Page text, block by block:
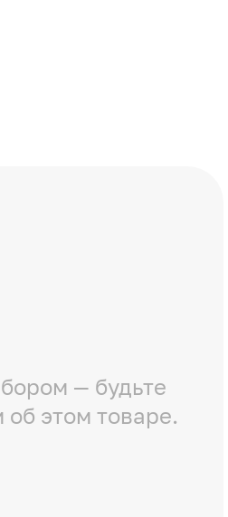
— будьте
этом товаре.